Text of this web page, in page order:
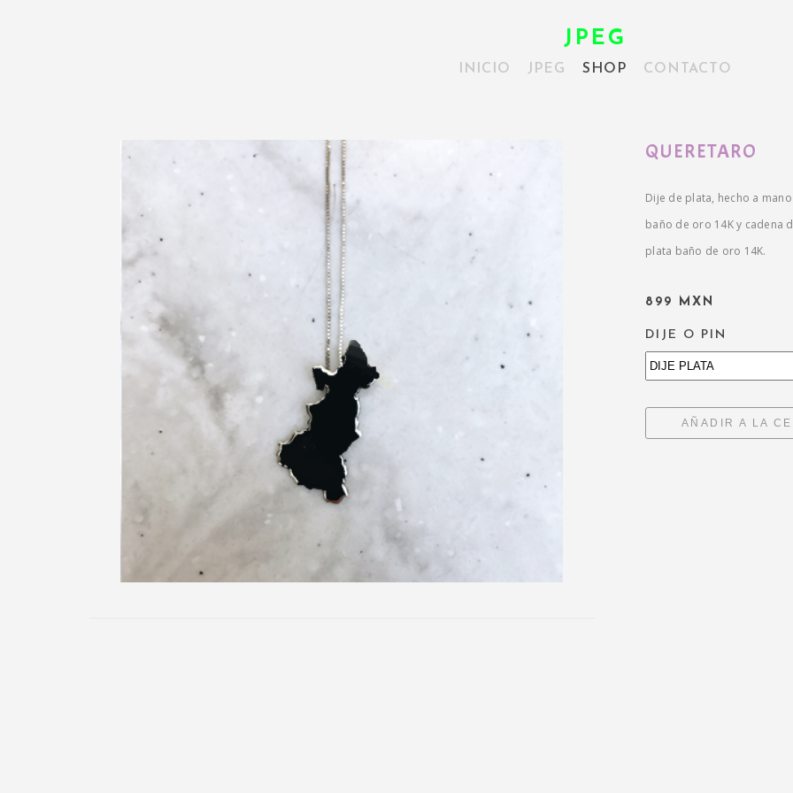
JPEG
INICIO JPEG SHOP CONTACTO
QUERETARO
Dije de plata, hecho a
baño de oro 14K y cadena
plata baño de oro 14K.
899 MXN
DIJE O PIN
AÑADIR A LA